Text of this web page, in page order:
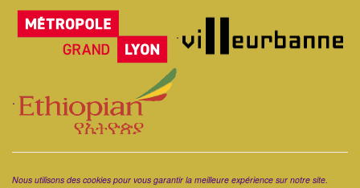
Corps
.
.
Nous utilisons des cookies pour vous garantir la meilleure expérience sur notre site.